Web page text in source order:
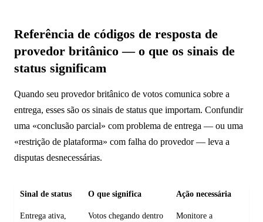
Referência de códigos de resposta de
provedor britânico — o que os sinais de
status significam
Quando seu provedor britânico de votos comunica sobre a
entrega, esses são os sinais de status que importam. Confundir
uma «conclusão parcial» com problema de entrega — ou uma
«restrição de plataforma» com falha do provedor — leva a
disputas desnecessárias.
Sinal de status O que significa Ação necessária
Entrega ativa,
Votos chegando dentro
Monitore a